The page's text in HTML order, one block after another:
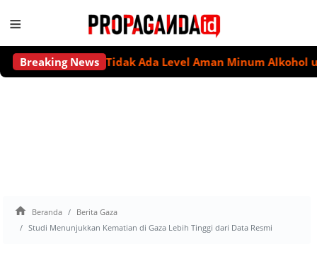
≡
Breaking NewsTidak Ada Level Aman Minum Alkohol untuk
 Beranda
Berita Gaza
Studi Menunjukkan Kematian di Gaza Lebih Tinggi dari Data Resmi